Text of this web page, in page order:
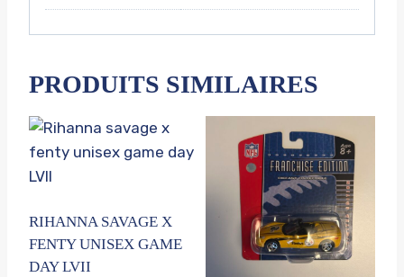
PRODUITS SIMILAIRES
RIHANNA SAVAGE X
FENTY UNISEX GAME
DAY LVII